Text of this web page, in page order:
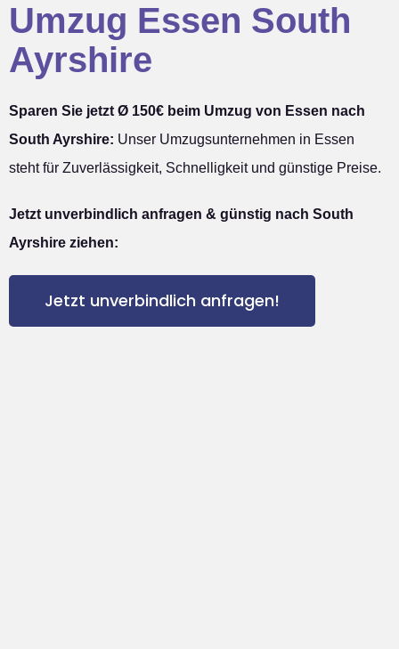
Umzug Essen South
Ayrshire
Sparen Sie jetzt Ø 150€ beim Umzug von Essen nach
South Ayrshire: Unser Umzugsunternehmen in Essen
steht für Zuverlässigkeit, Schnelligkeit und günstige Preise.
Jetzt unverbindlich anfragen & günstig nach South
Ayrshire ziehen:
Jetzt unverbindlich anfragen!